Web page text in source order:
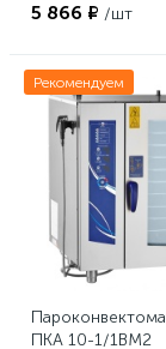
5 866 ₽ /шт
Рекомендуем
ПКА 10-1/1ВМ2